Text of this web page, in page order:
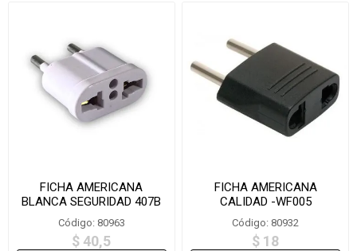
FICHA AMERICANA
BLANCA SEGURIDAD 407B
Código: 80963
$ 40,5
FICHA AMERICANA
CALIDAD -WF005
Código: 80932
$ 18